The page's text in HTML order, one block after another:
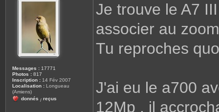
Messages : 17771
Photos : 817
Inscription : 14 Fév 2007
Localisation : Longueau
(Amiens)
donnés / reçus
a
Je trouve le A7
associer au
Tu reproches
J'ai eu le a700
12Mp , il